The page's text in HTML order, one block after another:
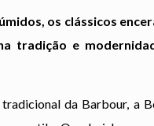
os clássicos
tradição e
da Barbour, a